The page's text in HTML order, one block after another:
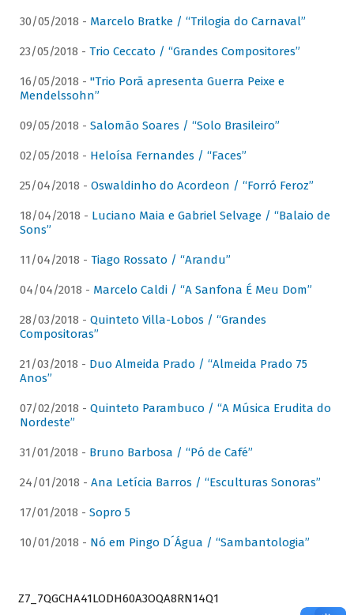
30/05/2018 - Marcelo Bratke / “Trilogia do Carnaval”
23/05/2018 - Trio Ceccato / “Grandes Compositores”
16/05/2018 - "Trio Porã apresenta Guerra Peixe e
Mendelssohn”
09/05/2018 - Salomão Soares / “Solo Brasileiro”
02/05/2018 - Heloísa Fernandes / “Faces”
25/04/2018 - Oswaldinho do Acordeon / “Forró Feroz”
18/04/2018 - Luciano Maia e Gabriel Selvage / “Balaio de
Sons”
11/04/2018 - Tiago Rossato / “Arandu”
04/04/2018 - Marcelo Caldi / “A Sanfona É Meu Dom”
28/03/2018 - Quinteto Villa-Lobos / “Grandes
Compositoras”
21/03/2018 - Duo Almeida Prado / “Almeida Prado 75
Anos”
07/02/2018 - Quinteto Parambuco / “A Música Erudita do
Nordeste”
31/01/2018 - Bruno Barbosa / “Pó de Café”
24/01/2018 - Ana Letícia Barros / “Esculturas Sonoras”
17/01/2018 - Sopro 5
10/01/2018 - Nó em Pingo D´Água / “Sambantologia”
Z7_7QGCHA41LODH60A3OQA8RN14Q1